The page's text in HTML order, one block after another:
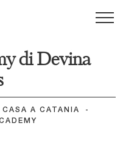
di Devina
CASA A CATANIA
-